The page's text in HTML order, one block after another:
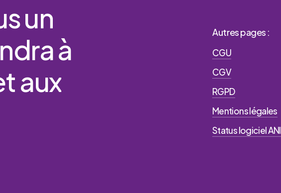
un
à
aux
Autres pages :
CGU
CGV
RGPD
Mentions légales
Status logiciel ANI